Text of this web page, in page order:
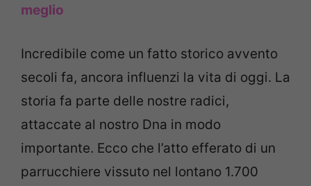
meglio
Incredibile come un fatto storico avvento
secoli fa, ancora influenzi la vita di oggi. La
storia fa parte delle nostre radici,
attaccate al nostro Dna in modo
importante. Ecco che l’atto efferato di un
parrucchiere vissuto nel lontano 1.700